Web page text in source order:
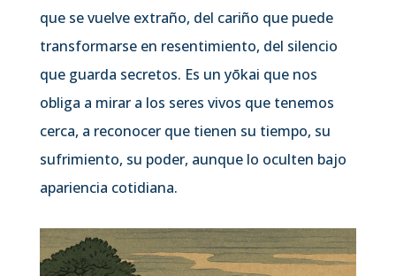
que se vuelve extraño, del cariño que puede
transformarse en resentimiento, del silencio
que guarda secretos. Es un yōkai que nos
obliga a mirar a los seres vivos que tenemos
cerca, a reconocer que tienen su tiempo, su
sufrimiento, su poder, aunque lo oculten bajo
apariencia cotidiana.